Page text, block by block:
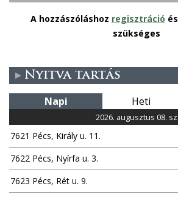
A hozzászóláshoz regisztráció és
szükséges
Nyitva tartás
Napi Heti
2026. augusztus 08. sz
7621 Pécs, Király u. 11.
7622 Pécs, Nyírfa u. 3.
7623 Pécs, Rét u. 9.